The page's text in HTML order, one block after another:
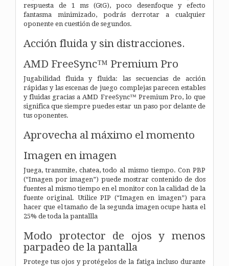
respuesta de 1 ms (GtG), poco desenfoque y efecto
fantasma minimizado, podrás derrotar a cualquier
oponente en cuestión de segundos.
Acción fluida y sin distracciones.
AMD FreeSync™ Premium Pro
Jugabilidad fluida y fluida: las secuencias de acción
rápidas y las escenas de juego complejas parecen estables
y fluidas gracias a AMD FreeSync™ Premium Pro, lo que
significa que siempre puedes estar un paso por delante de
tus oponentes.
Aprovecha al máximo el momento
Imagen en imagen
Juega, transmite, chatea, todo al mismo tiempo. Con PBP
(“Imagen por imagen”) puede mostrar contenido de dos
fuentes al mismo tiempo en el monitor con la calidad de la
fuente original. Utilice PIP (“Imagen en imagen”) para
hacer que el tamaño de la segunda imagen ocupe hasta el
25% de toda la pantallla
Modo protector de ojos y menos
parpadeo de la pantalla
Protege tus ojos y protégelos de la fatiga incluso durante